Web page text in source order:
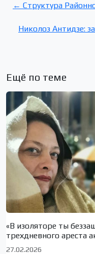
← Структура
Николоз Антидзе:
Ещё по теме
«В изоляторе ты
трехдневного ареста
27.02.2026